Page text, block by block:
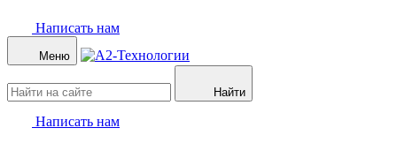
Написать нам
Меню
Найти
Написать нам